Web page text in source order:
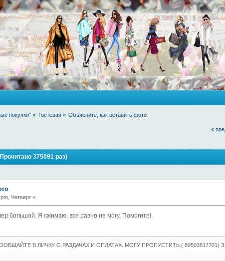
покупки" » Гостевая» Объясните, как вставить фото
«
375091 раз)
Четверг »
большой. Я сжимаю, все равно не могу. Помогите!
В ЛИЧКУ О РАЗДАЧАХ И ОПЛАТАХ. МОГУ ПРОПУСТИТЬ.( 89503817701)